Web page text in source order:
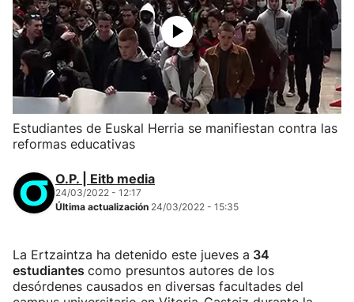
Estudiantes de Euskal Herria se manifiestan contra las
reformas educativas
O.P. | Eitb media
24/03/2022 - 12:17
Última actualización 24/03/2022 - 15:35
La Ertzaintza ha detenido este jueves a 34
estudiantes como presuntos autores de los
desórdenes causados en diversas facultades del